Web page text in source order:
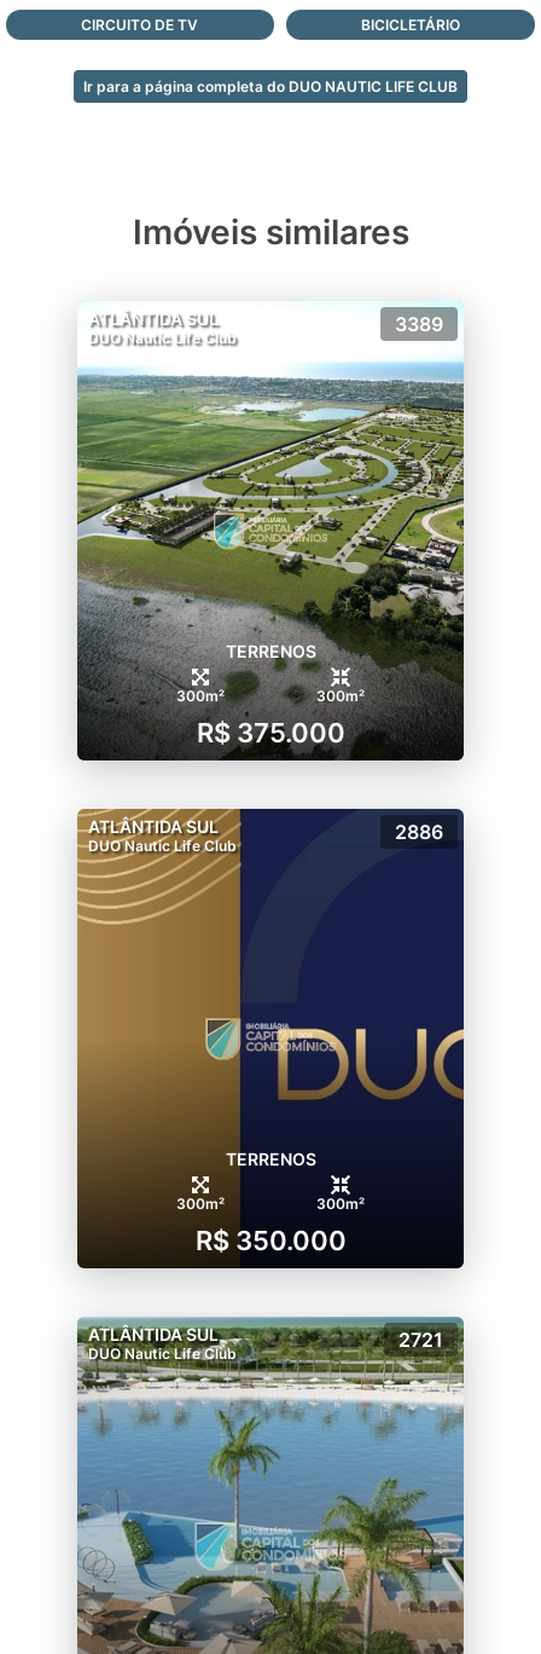
CIRCUITO DE TV BICICLETÁRIO
Ir para a página completa do DUO NAUTIC LIFE CLUB
Imóveis similares
ATLÂNTIDA SUL
DUO Nautic Life Club
3389
TERRENOS
300m² 300m²
R$ 375.000
ATLÂNTIDA SUL
DUO Nautic Life Club
2886
TERRENOS
300m² 300m²
R$ 350.000
ATLÂNTIDA SUL
DUO Nautic Life Club
2721